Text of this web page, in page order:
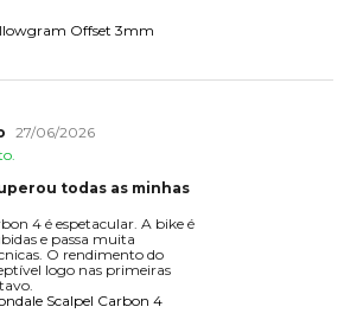
Offset 3mm
27/06/2026
todas as minhas
4 é espetacular. A bike é
e passa muita
O rendimento do
logo nas primeiras
Scalpel Carbon 4